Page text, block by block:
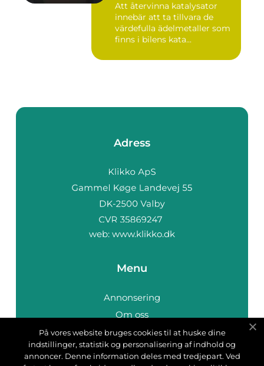
Att återvinna katalysator
innebär att ta tillvara de
värdefulla ädelmetaller som
finns i bilens kata...
Adress
web: www.klikko.dk
Menu
Annonsering
Om oss
Cookies
Kontakta oss
På vores website bruges cookies til at huske dine
indstillinger, statistik og personalisering af indhold og
annoncer. Denne information deles med tredjepart. Ved